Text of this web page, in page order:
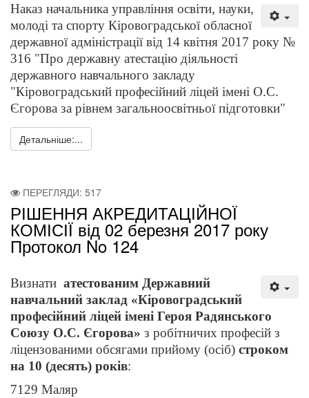
Наказ начальника управління освіти, науки,
молоді та спорту Кіровоградської обласної
державної адміністрації від 14 квітня 2017 року №
316 "Про державну атестацію діяльності
державного навчального закладу
"Кіровоградський професійний ліцей імені О.С.
Єгорова за рівнем загальноосвітньої підготовки"
Детальніше:...
ПЕРЕГЛЯДИ: 517
РІШЕННЯ АКРЕДИТАЦІЙНОЇ
КОМІСІЇ від 02 березня 2017 року
Протокол No 124
Визнати атестованим Державний
навчальний заклад «Кіровоградський
професійний ліцей імені Героя Радянського
Союзу О.С. Єгорова» з робітничих професій з
ліцензованими обсягами прийому (осіб) строком
на 10 (десять) років:
7129 Маляр